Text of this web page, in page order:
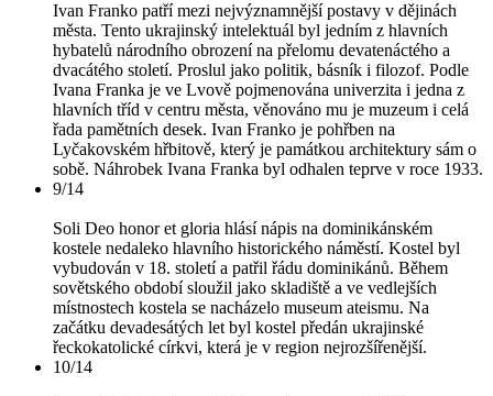
Ivan Franko patří mezi nejvýznamnější postavy v dějinách
města. Tento ukrajinský intelektuál byl jedním z hlavních
hybatelů národního obrození na přelomu devatenáctého a
dvacátého století. Proslul jako politik, básník i filozof. Podle
Ivana Franka je ve Lvově pojmenována univerzita i jedna z
hlavních tříd v centru města, věnováno mu je muzeum i celá
řada pamětních desek. Ivan Franko je pohřben na
Lyčakovském hřbitově, který je památkou architektury sám o
sobě. Náhrobek Ivana Franka byl odhalen teprve v roce 1933.
9/14
Soli Deo honor et gloria hlásí nápis na dominikánském
kostele nedaleko hlavního historického náměstí. Kostel byl
vybudován v 18. století a patřil řádu dominikánů. Během
sovětského období sloužil jako skladiště a ve vedlejších
místnostech kostela se nacházelo museum ateismu. Na
začátku devadesátých let byl kostel předán ukrajinské
řeckokatolické církvi, která je v region nejrozšířenější.
10/14